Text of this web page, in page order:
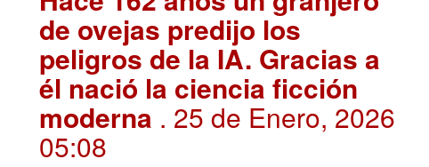
de ovejas predijo los
peligros de la IA. Gracias a
él nació la ciencia ficción
moderna . 25 de Enero, 2026
05:08